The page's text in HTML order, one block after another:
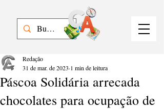
Páscoa Solidária arrecada
chocolates para ocupação de
Redação
31 de mar. de 2023 1 min de leitura